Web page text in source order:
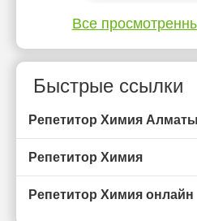
Все
Быстрые ссылки
Репетитор Химия Алматы
Репетитор Химия
Репетитор Химия онлайн